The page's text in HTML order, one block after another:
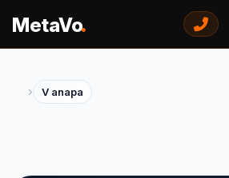
MetaVo.
› V anapa